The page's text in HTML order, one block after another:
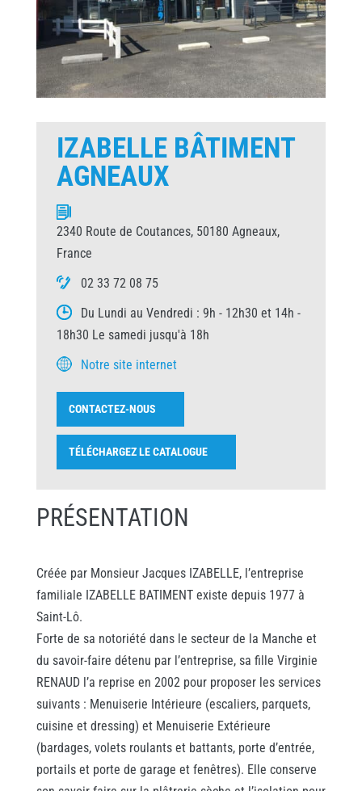
IZABELLE BÂTIMENT
AGNEAUX
2340 Route de Coutances, 50180 Agneaux,
France
02 33 72 08 75
Du Lundi au Vendredi : 9h - 12h30 et 14h -
18h30 Le samedi jusqu'à 18h
Notre site internet
CONTACTEZ-NOUS
TÉLÉCHARGEZ LE CATALOGUE
PRÉSENTATION
Créée par Monsieur Jacques IZABELLE, l’entreprise
familiale IZABELLE BATIMENT existe depuis 1977 à
Saint-Lô.
Forte de sa notoriété dans le secteur de la Manche et
du savoir-faire détenu par l’entreprise, sa fille Virginie
RENAUD l’a reprise en 2002 pour proposer les services
suivants : Menuiserie Intérieure (escaliers, parquets,
cuisine et dressing) et Menuiserie Extérieure
(bardages, volets roulants et battants, porte d’entrée,
portails et porte de garage et fenêtres). Elle conserve